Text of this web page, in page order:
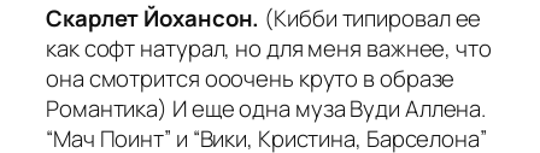
Скарлет Йохансон. (Кибби типировал ее
как софт натурал, но для меня важнее, что
она смотрится ооочень круто в образе
Романтика) И еще одна муза Вуди Аллена.
“Мач Поинт” и “Вики, Кристина, Барселона”